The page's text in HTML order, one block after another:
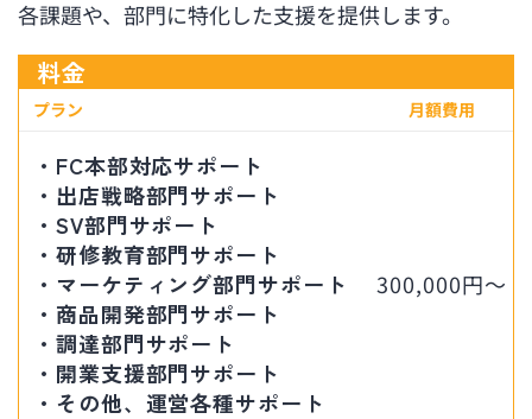
各課題や、部門に特化した支援を提供します。
料金
プラン 月額費用
・FC本部対応サポート
・出店戦略部門サポート
・SV部門サポート
・研修教育部門サポート
・マーケティング部門サポート
・商品開発部門サポート
・調達部門サポート
・開業支援部門サポート
・その他、運営各種サポート
300,000円～